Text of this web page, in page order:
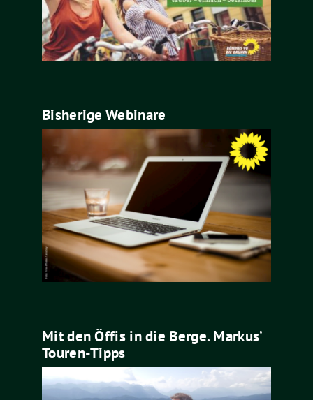
Bisherige Webinare
Mit den Öffis in die Berge. Markus’
Touren-Tipps